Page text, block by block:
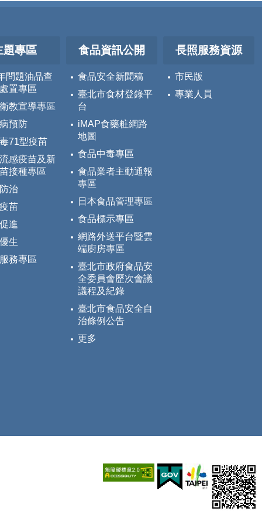
題專區
問題油品查
置專區
教宣導專區
預防
71型疫苗
感疫苗及新
接種專區
治
苗
進
生
務專區
食品資訊公開
食品安全新聞稿
臺北市食材登錄平
台
iMAP食藥粧網路
地圖
食品中毒專區
食品業者主動通報
專區
日本食品管理專區
食品標示專區
網路外送平台暨雲
端廚房專區
臺北市政府食品安
全委員會歷次會議
議程及紀錄
臺北市食品安全自
治條例公告
更多
長照服務資源
市民版
專業人員